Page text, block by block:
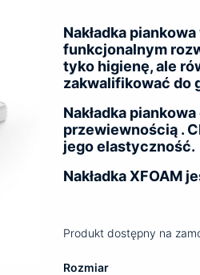
Nakładka
funkcjonalnym
tyko higienę, ale
zakwalifikować do
Nakładka
przewiewnością .
jego elastyczność.
Nakładka XFOAM
Produkt dostępny na
Rozmiar